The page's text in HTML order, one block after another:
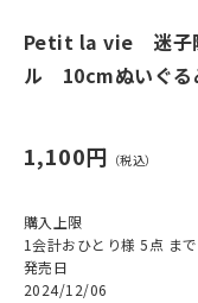
Petit la vie 迷子
ル 10cmぬいぐる
1,100円
購入上限
1会計おひとり様 5点 まで
発売日
2024/12/06